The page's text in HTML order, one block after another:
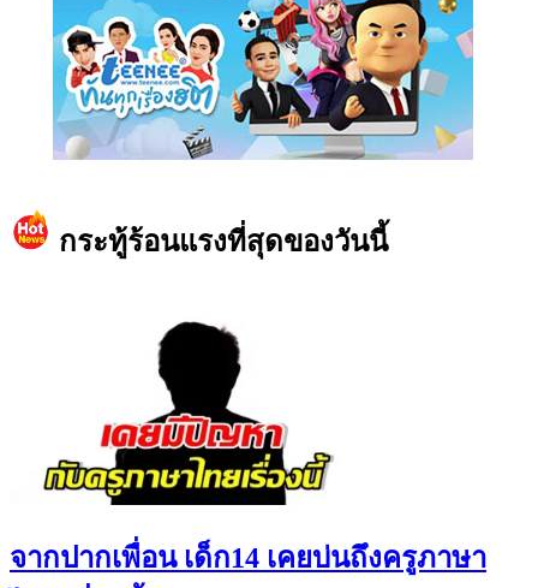
กระทู้ร้อนแรงที่สุดของวันนี้
จากปากเพื่อน เด็ก14 เคยบ่นถึงครูภาษา